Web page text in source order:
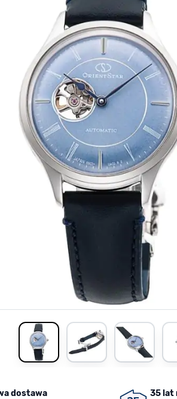
View larger imageView larger image
View
dostawa
35 lat